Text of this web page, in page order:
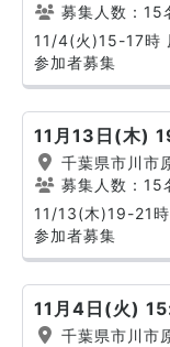
募集人数：15
11/4(火)15-17時
参加者募集
11月13日(木)
千葉県市川市
募集人数：15
11/13(木)19-21
参加者募集
11月4日(火)
千葉県市川市